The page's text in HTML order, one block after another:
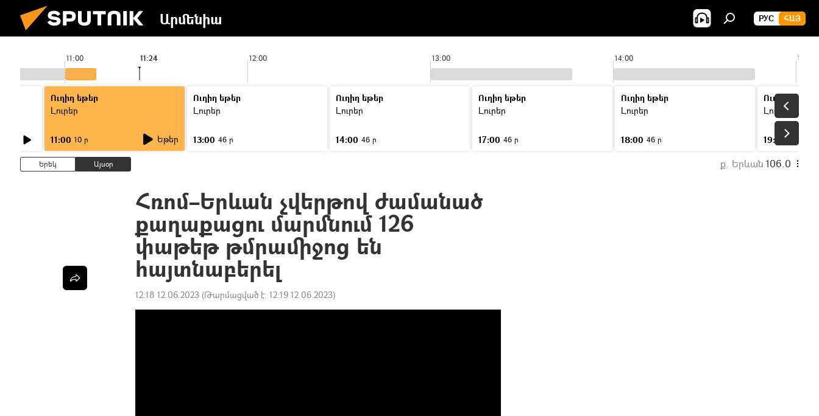
Արմենիա РУС ՀԱՅ
11:00 12:00 13:00 14:00 15:00
11:24
Ուղիղ եթեր
Լուրեր
11:00 10 ր Եթեր
Ուղիղ եթեր
Լուրեր
13:00 46 ր
Ուղիղ եթեր
Լուրեր
14:00 46 ր
Ուղիղ եթեր
Լուրեր
17:00 46 ր
Ուղիղ եթեր
Լուրեր
18:00 46 ր
Ուղիղ եթեր
Լուրեր
19:00
Երեկ Այսօր ք. Երևան 106.0
Հռոմ–Երևան չվերթով ժամանած
քաղաքացու մարմնում 126
փաթեթ թմրամիջոց են
հայտնաբերել
12:18 12.06.2023 (Թարմացված է: 12:19 12.06.2023)